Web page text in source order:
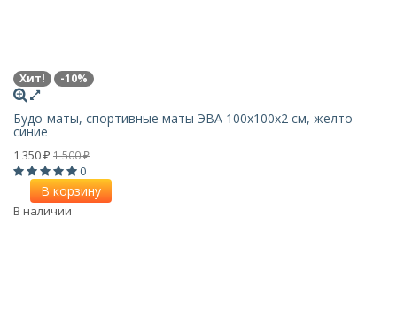
Хит! -10%
Будо-маты, спортивные маты ЭВА 100х100x2 см, желто-
синие
1 350 ₽ 1 500₽
0
В корзину
В наличии